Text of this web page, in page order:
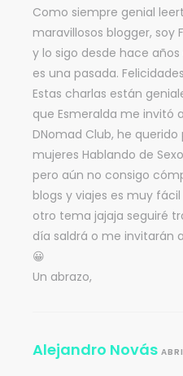
Como siempre genial
maravillosos blogger,
y lo sigo desde hace
es una pasada.
Estas charlas están
que Esmeralda me invitó
DNomad Club, he
mujeres Hablando de
pero aún no consigo
blogs y viajes es muy
otro tema jajaja seguiré
día saldrá o me invitarán
😀
Un abrazo,
Alejandro Novás